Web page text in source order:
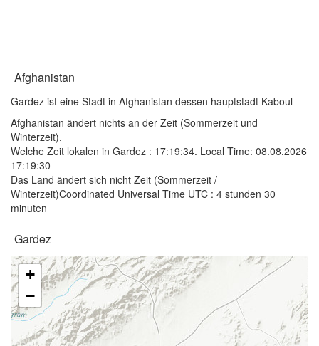
Afghanistan
Gardez ist eine Stadt in Afghanistan dessen hauptstadt Kaboul
Afghanistan ändert nichts an der Zeit (Sommerzeit und
Winterzeit).
Welche Zeit lokalen in Gardez : 17:19:34. Local Time: 08.08.2026
17:19:30
Das Land ändert sich nicht Zeit (Sommerzeit /
Winterzeit)Coordinated Universal Time UTC : 4 stunden 30
minuten
Gardez
+
−